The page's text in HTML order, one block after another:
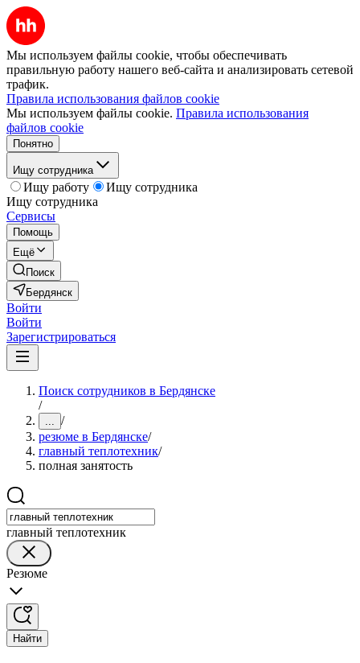
Мы используем файлы cookie, чтобы обеспечивать
правильную работу нашего веб-сайта и анализировать сетевой
трафик.
Правила использования файлов cookie
Мы используем файлы cookie. Правила использования
файлов cookie
Понятно
Ищу сотрудника
Ищу работу
Ищу сотрудника
Ищу сотрудника
Сервисы
Помощь
Ещё
Поиск
Бердянск
Войти
Войти
Зарегистрироваться
Поиск сотрудников в Бердянске
/
... /
резюме в Бердянске/
главный теплотехник/
полная занятость
главный теплотехник
Резюме
Найти